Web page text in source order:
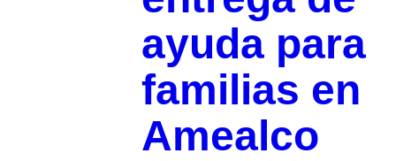
ayuda para
familias en
Amealco